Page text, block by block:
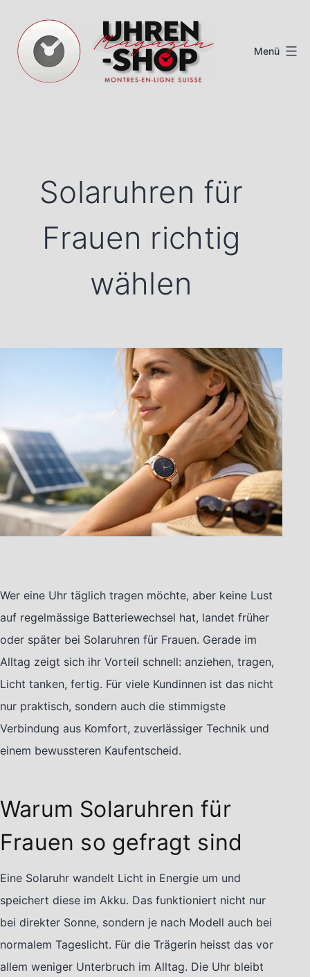
Inhalt
springen
Menü
Solaruhren für
Frauen richtig
wählen
Wer eine Uhr täglich tragen möchte, aber keine Lust
auf regelmässige Batteriewechsel hat, landet früher
oder später bei Solaruhren für Frauen. Gerade im
Alltag zeigt sich ihr Vorteil schnell: anziehen, tragen,
Licht tanken, fertig. Für viele Kundinnen ist das nicht
nur praktisch, sondern auch die stimmigste
Verbindung aus Komfort, zuverlässiger Technik und
einem bewussteren Kaufentscheid.
Warum Solaruhren für
Frauen so gefragt sind
Eine Solaruhr wandelt Licht in Energie um und
speichert diese im Akku. Das funktioniert nicht nur
bei direkter Sonne, sondern je nach Modell auch bei
normalem Tageslicht. Für die Trägerin heisst das vor
allem weniger Unterbruch im Alltag. Die Uhr bleibt